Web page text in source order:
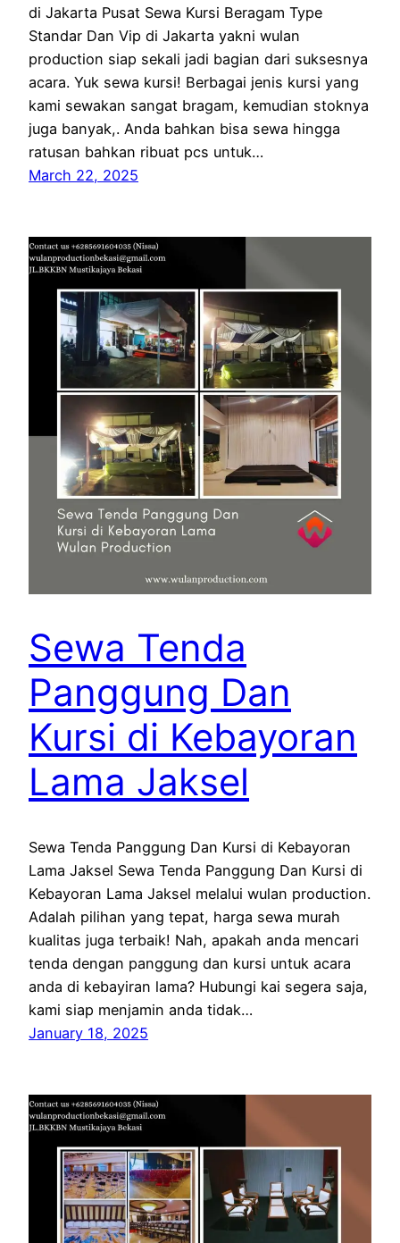
di Jakarta Pusat Sewa Kursi Beragam Type
Standar Dan Vip di Jakarta yakni wulan
production siap sekali jadi bagian dari suksesnya
acara. Yuk sewa kursi! Berbagai jenis kursi yang
kami sewakan sangat bragam, kemudian stoknya
juga banyak,. Anda bahkan bisa sewa hingga
ratusan bahkan ribuat pcs untuk…
March 22, 2025
Sewa Tenda
Panggung Dan
Kursi di Kebayoran
Lama Jaksel
Sewa Tenda Panggung Dan Kursi di Kebayoran
Lama Jaksel Sewa Tenda Panggung Dan Kursi di
Kebayoran Lama Jaksel melalui wulan production.
Adalah pilihan yang tepat, harga sewa murah
kualitas juga terbaik! Nah, apakah anda mencari
tenda dengan panggung dan kursi untuk acara
anda di kebayiran lama? Hubungi kai segera saja,
kami siap menjamin anda tidak…
January 18, 2025